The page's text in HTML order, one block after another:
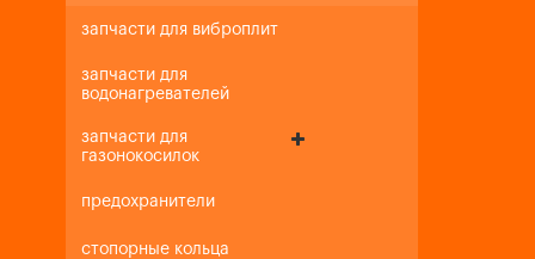
запчасти для виброплит
запчасти для
водонагревателей
запчасти для
газонокосилок
предохранители
стопорные кольца